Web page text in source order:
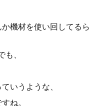
機材を使い回してるら
、
いうような、
ね。